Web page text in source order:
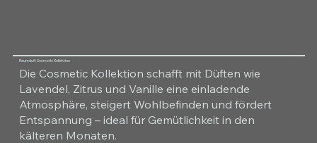
Raumduft Cosmetic Kollektion
Die Cosmetic Kollektion schafft mit Düften wie
Lavendel, Zitrus und Vanille eine einladende
Atmosphäre, steigert Wohlbefinden und fördert
Entspannung – ideal für Gemütlichkeit in den
kälteren Monaten.